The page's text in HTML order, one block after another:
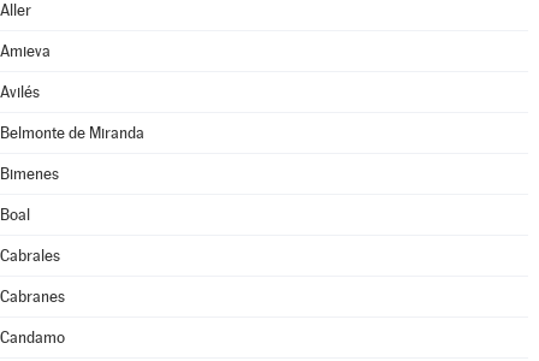
Aller
Amieva
Avilés
Belmonte de Miranda
Bimenes
Boal
Cabrales
Cabranes
Candamo